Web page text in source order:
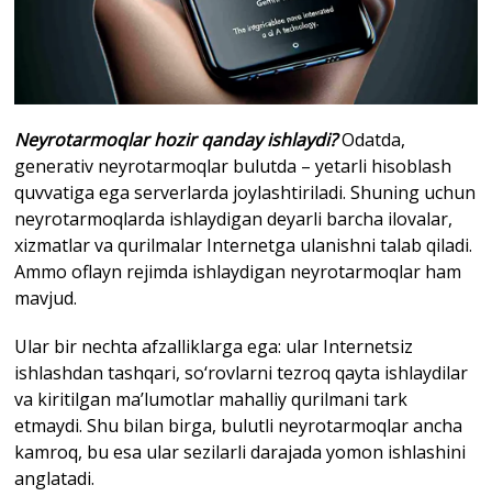
Neyrotarmoqlar hozir qanday ishlaydi?Odatda,
generativ neyrotarmoqlar bulutda – yetarli hisoblash
quvvatiga ega serverlarda joylashtiriladi. Shuning uchun
neyrotarmoqlarda ishlaydigan deyarli barcha ilovalar,
xizmatlar va qurilmalar Internetga ulanishni talab qiladi.
Ammo oflayn rejimda ishlaydigan neyrotarmoqlar ham
mavjud.
Ular bir nechta afzalliklarga ega: ular Internetsiz
ishlashdan tashqari, so‘rovlarni tezroq qayta ishlaydilar
va kiritilgan ma’lumotlar mahalliy qurilmani tark
etmaydi. Shu bilan birga, bulutli neyrotarmoqlar ancha
kamroq, bu esa ular sezilarli darajada yomon ishlashini
anglatadi.